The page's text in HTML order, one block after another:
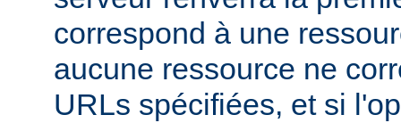
correspond à une
aucune ressource ne
URLs spécifiées, et si